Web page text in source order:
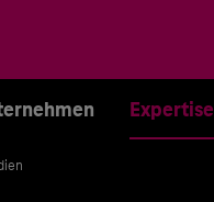
Expertise